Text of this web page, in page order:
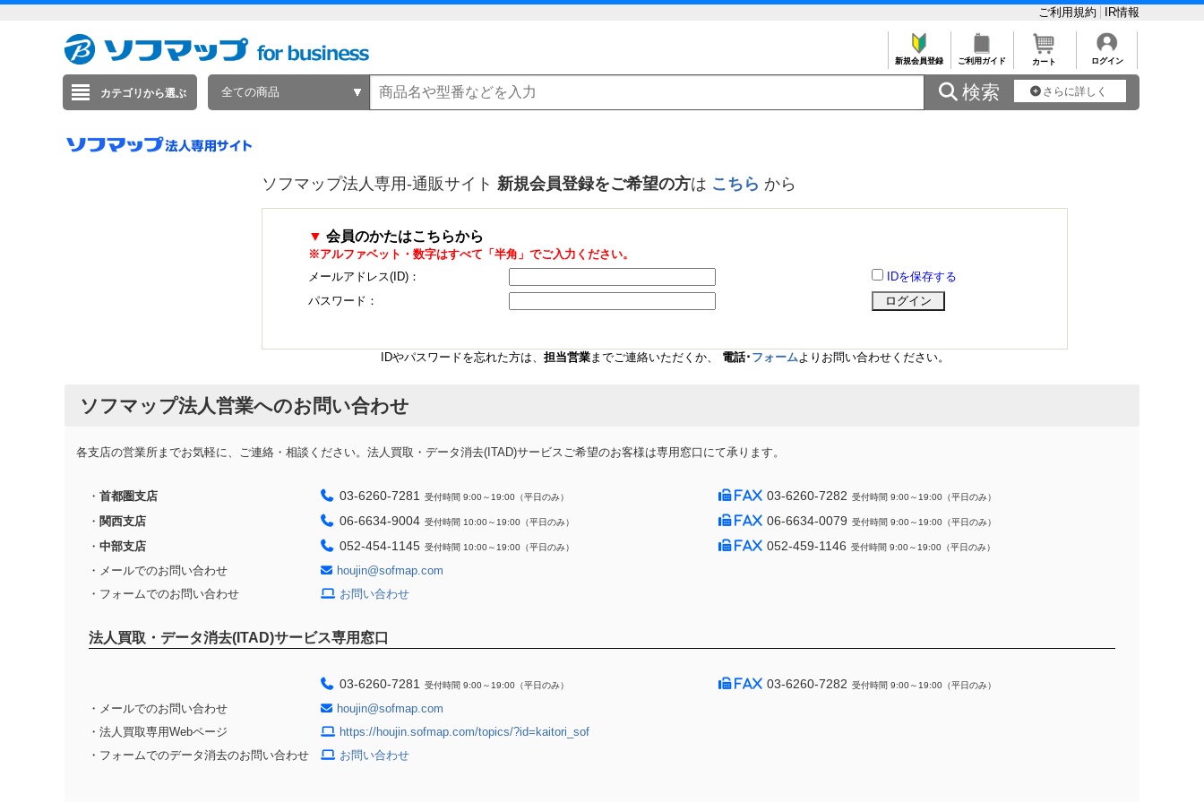
ご利用規約 IR情報
新規会員登録 ご利用ガイド カート ログイン
カテゴリから選ぶ 全ての商品  検索 さらに詳しく
ソフマップ法人専用-通販サイト 新規会員登録をご希望の方は こちら から
▼ 会員のかたはこちらから
※アルファベット・数字はすべて「半角」でご入力ください。
メールアドレス(ID)：
IDを保存する
パスワード：
IDやパスワードを忘れた方は、 担当営業までご連絡いただくか、 電話･ フォームよりお問い合わせください。
ソフマップ法人営業へのお問い合わせ
各支店の営業所までお気軽に、ご連絡・相談ください。法人買取・データ消去(ITAD)サービスご希望のお客様は専用窓口にて承ります。
・ 首都圏支店 03-6260-7281 受付時間 9:00～19:00（平日のみ） 03-6260-7282 受付時間 9:00～19:00（平日のみ）
・ 関西支店 06-6634-9004 受付時間 10:00～19:00（平日のみ） 06-6634-0079 受付時間 9:00～19:00（平日のみ）
・ 中部支店 052-454-1145 受付時間 10:00～19:00（平日のみ） 052-459-1146 受付時間 9:00～19:00（平日のみ）
・メールでのお問い合わせ
houjin@sofmap.com
・フォームでのお問い合わせ
お問い合わせ
法人買取・データ消去(ITAD)サービス専用窓口
03-6260-7281 受付時間 9:00～19:00（平日のみ） 03-6260-7282 受付時間 9:00～19:00（平日のみ）
・メールでのお問い合わせ
houjin@sofmap.com
・法人買取専用Webページ
https://houjin.sofmap.com/topics/?id=kaitori_sof
・フォームでのデータ消去のお問い合わせ
お問い合わせ